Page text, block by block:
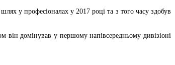
у професіоналах у 2017 році та з того часу здобув
він домінував у першому напівсередньому дивізіоні